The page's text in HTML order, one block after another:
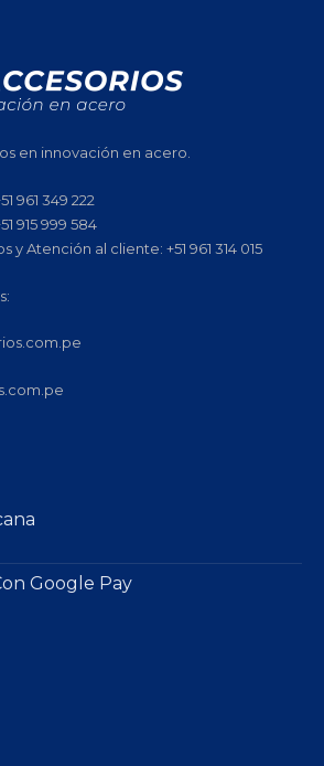
en innovación en acero.
961 349 222
915 999 584
Atención al cliente: +51 961 314 015
Google Pay